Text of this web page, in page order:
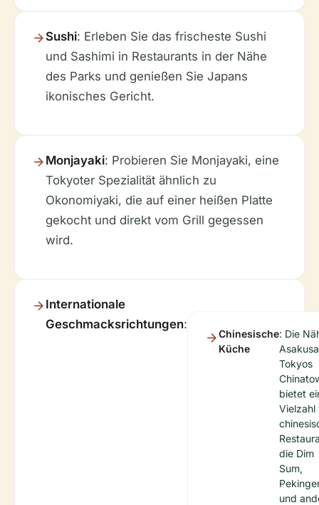
Sushi: Erleben Sie das frischeste Sushi
und Sashimi in Restaurants in der Nähe
des Parks und genießen Sie Japans
ikonisches Gericht.
Monjayaki: Probieren Sie Monjayaki, eine
Tokyoter Spezialität ähnlich zu
Okonomiyaki, die auf einer heißen Platte
gekocht und direkt vom Grill gegessen
wird.
Internationale
Geschmacksrichtungen:
Chinesische
Küche
: Die
Tokyos
bietet
Vielzahl
die Dim
Sum,
und